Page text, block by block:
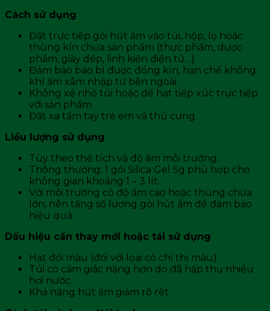
Cách sử dụng
Đặt trực tiếp gói hút ẩm vào túi, hộp, lọ hoặc
thùng kín chứa sản phẩm (thực phẩm, dược
phẩm, giày dép, linh kiện điện tử…).
Đảm bảo bao bì được đóng kín, hạn chế không
khí ẩm xâm nhập từ bên ngoài.
Không xé nhỏ túi hoặc để hạt tiếp xúc trực tiếp
với sản phẩm.
Đặt xa tầm tay trẻ em và thú cưng.
Liều lượng sử dụng
Tùy theo thể tích và độ ẩm môi trường.
Thông thường: 1 gói Silica Gel 5g phù hợp cho
không gian khoảng 1 – 3 lít.
Với môi trường có độ ẩm cao hoặc thùng chứa
lớn, nên tăng số lượng gói hút ẩm để đảm bảo
hiệu quả.
Dấu hiệu cần thay mới hoặc tái sử dụng
Hạt đổi màu (đối với loại có chỉ thị màu).
Túi có cảm giác nặng hơn do đã hấp thụ nhiều
hơi nước.
Khả năng hút ẩm giảm rõ rệt.